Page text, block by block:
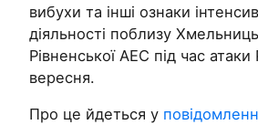
вибухи та інші ознаки
діяльності поблизу
Рівненської АЕС під час
вересня.
Про це йдеться у